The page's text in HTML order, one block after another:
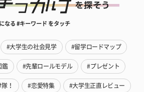
なる #キーワード をタッチ
#大学生の社会見学 #留学ロードマップ
鑑 #先輩ロールモデル #プレゼント
！ #恋愛特集 #大学生正直レビュー